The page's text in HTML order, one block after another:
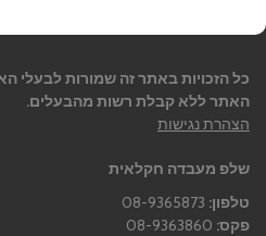
כל הזכויות באתר זה שמורות לבעלי
האתר ללא קבלת רשות מהבעלים.
הצהרת נגישות
שלפ מעבדה חקלאית
טלפון:
פקס: